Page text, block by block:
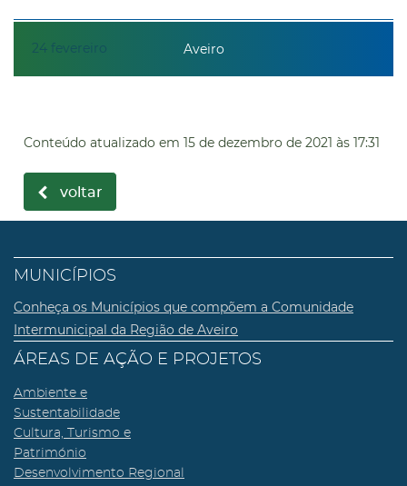
24 fevereiro Aveiro
Conteúdo atualizado em 15 de dezembro de 2021 às 17:31
voltar
MUNICÍPIOS
Conheça os Municípios que compõem a Comunidade
Intermunicipal da Região de Aveiro
ÁREAS DE AÇÃO E PROJETOS
Ambiente e
Sustentabilidade
Cultura, Turismo e
Património
Desenvolvimento Regional